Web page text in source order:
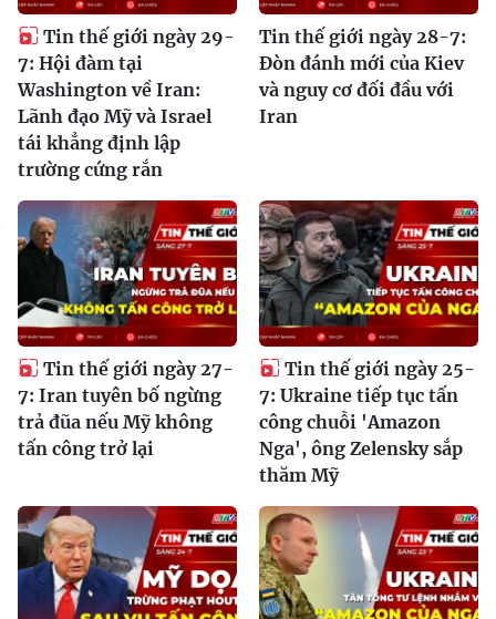
Tin thế giới ngày 29-
7: Hội đàm tại
Washington về Iran:
Lãnh đạo Mỹ và Israel
tái khẳng định lập
trường cứng rắn
Tin thế giới ngày 28-7:
Đòn đánh mới của Kiev
và nguy cơ đối đầu với
Iran
Tin thế giới ngày 27-
7: Iran tuyên bố ngừng
trả đũa nếu Mỹ không
tấn công trở lại
Tin thế giới ngày 25-
7: Ukraine tiếp tục tấn
công chuỗi 'Amazon
Nga', ông Zelensky sắp
thăm Mỹ